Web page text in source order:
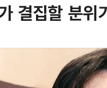
결집할 분위